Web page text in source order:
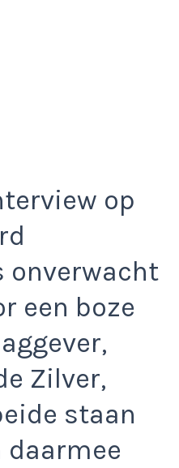
op
onverwacht
een boze
Zilver,
staan
daarmee